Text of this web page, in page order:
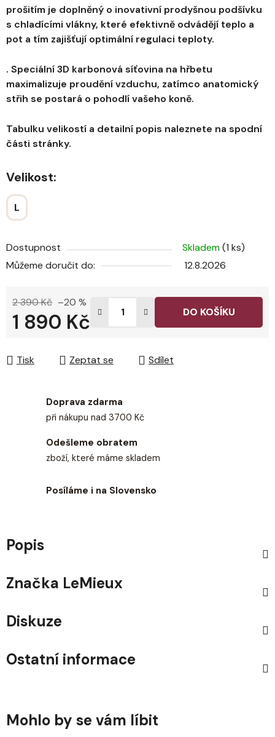
prošitím je doplněný o inovativní prodyšnou podšívku
s chladícími vlákny, které efektivně odvádějí teplo a
pot a tím zajišťují optimální regulaci teploty.
. Speciální 3D karbonová síťovina na hřbetu
maximalizuje proudění vzduchu, zatímco anatomický
střih se postará o pohodlí vašeho koně.
Tabulku velikostí a detailní popis naleznete na spodní
části stránky.
Velikost:
L
Dostupnost Skladem(1 ks)
Můžeme doručit do:
12.8.2026
2 390 Kč –20 %
1 890 Kč DO KOŠÍKU
Tisk Zeptat se Sdílet
Doprava zdarma
při nákupu nad 3700 Kč
Odešleme obratem
zboží, které máme skladem
Posíláme i na Slovensko
Popis
Značka LeMieux
Diskuze
Ostatní informace
Mohlo by se vám líbit